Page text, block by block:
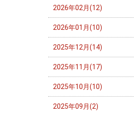
2026年02月(12)
2026年01月(10)
2025年12月(14)
2025年11月(17)
2025年10月(10)
2025年09月(2)